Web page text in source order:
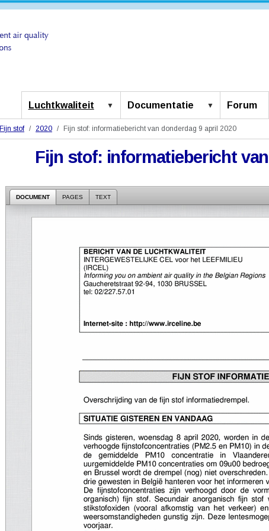
Luchtkwaliteit Documentatie Forum
Fijn stof 2020 Fijn stof: informatiebericht van donderdag 9 april 2020
Fijn stof: informatiebericht
DOCUMENT PAGES TEXT